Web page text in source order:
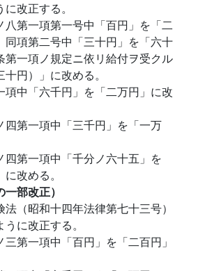
改正する。
八第一項第一号中「百円」を「二
同項第二号中「三十円」を「六十
第一項ノ規定ニ依リ給付ヲ受クル
円）」に改める。
項中「六千円」を「二万円」に改
四第一項中「三千円」を「一万
四第一項中「千分ノ六十五」を
改める。
一部改正）
法（昭和十四年法律第七十三号）
に改正する。
第一項中「百円」を「二百円」